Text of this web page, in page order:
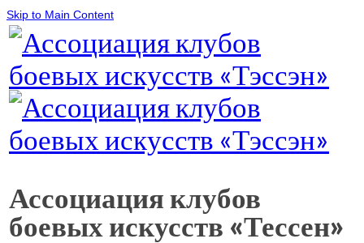
Skip to Main Content
Ассоциация клубов
боевых искусств «Тессен»